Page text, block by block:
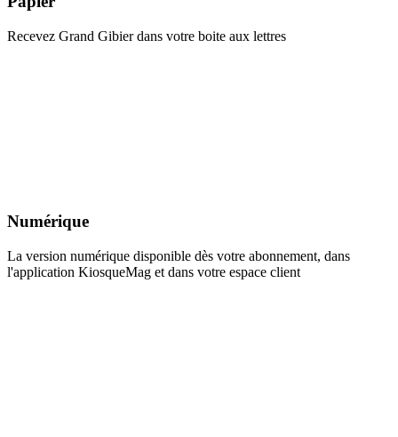
Recevez Grand Gibier dans votre boite aux lettres
Numérique
La version numérique disponible dès votre abonnement, dans
l'application KiosqueMag et dans votre espace client